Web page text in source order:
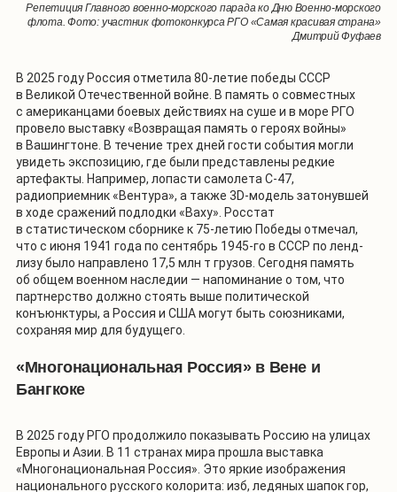
Репетиция Главного военно-морского парада ко Дню Военно-морского
флота. Фото: участник фотоконкурса РГО «Самая красивая страна»
Дмитрий Фуфаев
В 2025 году Россия отметила 80-летие победы СССР
в Великой Отечественной войне. В память о совместных
с американцами боевых действиях на суше и в море РГО
провело выставку «Возвращая память о героях войны»
в Вашингтоне. В течение трех дней гости события могли
увидеть экспозицию, где были представлены редкие
артефакты. Например, лопасти самолета С-47,
радиоприемник «Вентура», а также 3D-модель затонувшей
в ходе сражений подлодки «Ваху». Росстат
в статистическом сборнике к 75-летию Победы отмечал,
что с июня 1941 года по сентябрь 1945-го в СССР по ленд-
лизу было направлено 17,5 млн т грузов. Сегодня память
об общем военном наследии — напоминание о том, что
партнерство должно стоять выше политической
конъюнктуры, а Россия и США могут быть союзниками,
сохраняя мир для будущего.
«Многонациональная Россия» в Вене и
Бангкоке
В 2025 году РГО продолжило показывать Россию на улицах
Европы и Азии. В 11 странах мира прошла выставка
«Многонациональная Россия». Это яркие изображения
национального русского колорита: изб, ледяных шапок гор,